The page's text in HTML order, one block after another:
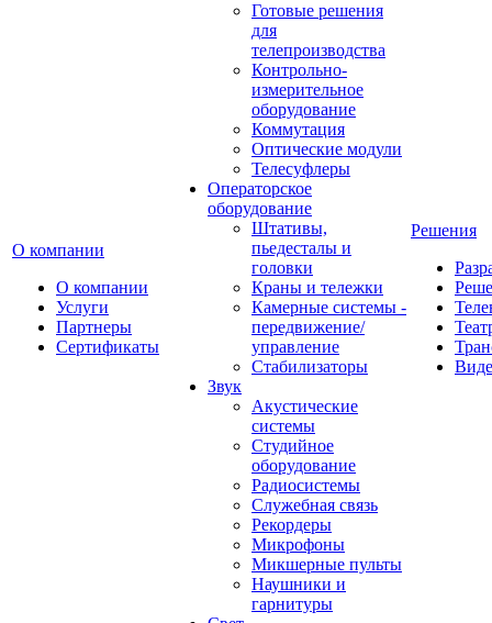
О компании
О компании
Услуги
Партнеры
Сертификаты
Готовые решения
для
телепроизводства
Контрольно-
измерительное
оборудование
Коммутация
Оптические модули
Телесуфлеры
Операторское
оборудование
Штативы,
пьедесталы и
головки
Краны и тележки
Камерные системы -
передвижение/
управление
Стабилизаторы
Звук
Акустические
системы
Студийное
оборудование
Радиосистемы
Служебная связь
Рекордеры
Микрофоны
Микшерные пульты
Наушники и
гарнитуры
Решения